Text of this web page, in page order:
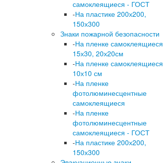
самоклеящиеся - ГОСТ
-На пластике 200х200,
150х300
Знаки пожарной безопасности
-На пленке самоклеящиеся
15х30, 20х20см
-На пленке самоклеящиеся
10х10 см
-На пленке
фотолюминесцентные
самоклеящиеся
-На пленке
фотолюминесцентные
самоклеящиеся - ГОСТ
-На пластике 200х200,
150х300